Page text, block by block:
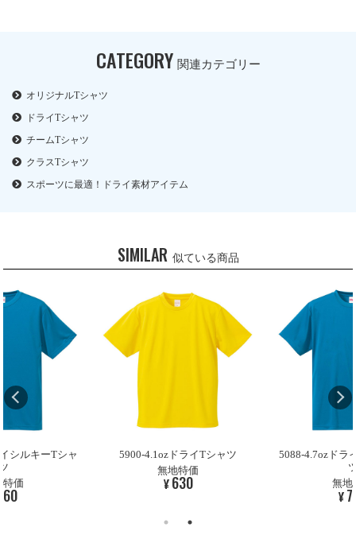
CATEGORY 関連カテゴリー
オリジナルTシャツ
ドライTシャツ
チームTシャツ
クラスTシャツ
スポーツに最適！ドライ素材アイテム
SIMILAR 似ている商品
シルキーTシャ
特価
5900-4.1ozドライTシャツ
無地特価
¥630
5088-4.7ozドラ
無地
¥